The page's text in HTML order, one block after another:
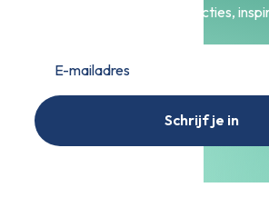
Blijf op de hoogte van acties,
Schrijf je in